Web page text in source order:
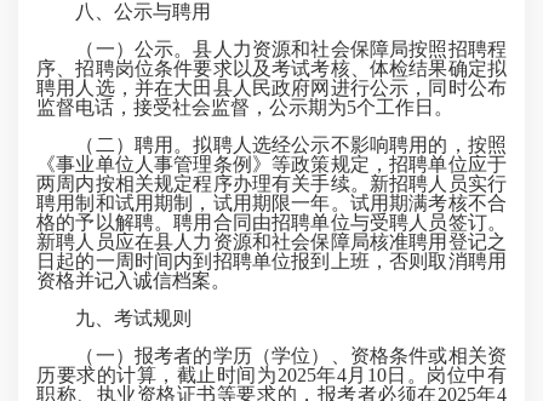
八、公示与聘用
（一）公示。县人力资源和社会保障局按照招聘程
序、招聘岗位条件要求以及考试考核、体检结果确定拟
聘用人选，并在大田县人民政府网进行公示，同时公布
监督电话，接受社会监督，公示期为5个工作日。
（二）聘用。拟聘人选经公示不影响聘用的，按照
《事业单位人事管理条例》等政策规定，招聘单位应于
两周内按相关规定程序办理有关手续。新招聘人员实行
聘用制和试用期制，试用期限一年。试用期满考核不合
格的予以解聘。聘用合同由招聘单位与受聘人员签订。
新聘人员应在县人力资源和社会保障局核准聘用登记之
日起的一周时间内到招聘单位报到上班，否则取消聘用
资格并记入诚信档案。
九、考试规则
（一）报考者的学历（学位）、资格条件或相关资
历要求的计算，截止时间为2025年4月10日。岗位中有
职称、执业资格证书等要求的，报考者必须在2025年4